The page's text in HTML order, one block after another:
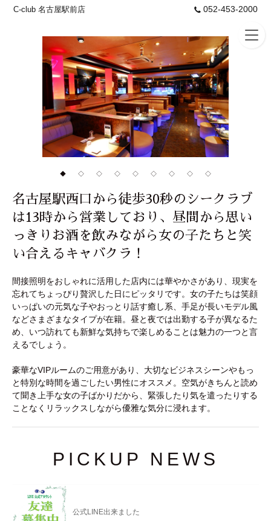
C-club 名古屋駅前店 052-453-2000
◆ ◇ ◇ ◇ ◇ ◇ ◇ ◇ ◇
名古屋駅西口から徒歩30秒のシークラブ
は13時から営業しており、昼間から思い
っきりお酒を飲みながら女の子たちと笑
い合えるキャバクラ！
間接照明をおしゃれに活用した店内には華やかさがあり、現実を
忘れてちょっぴり贅沢した日にピッタリです。女の子たちは笑顔
いっぱいの元気な子やおっとり話す癒し系、手足が長いモデル風
などさまざまなタイプが在籍。昼と夜では出勤する子が異なるた
め、いつ訪れても新鮮な気持ちで楽しめることは魅力の一つと言
えるでしょう。
豪華なVIPルームのご用意があり、大切なビジネスシーンやもっ
と特別な時間を過ごしたい男性にオススメ。空気がきちんと読め
て聞き上手な女の子ばかりだから、緊張したり気を遣ったりする
ことなくリラックスしながら優雅な気分に浸れます。
PICKUP NEWS
公式LINE出来ました